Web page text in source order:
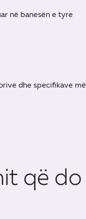
në banesën e tyre
dhe specifikave më
që do